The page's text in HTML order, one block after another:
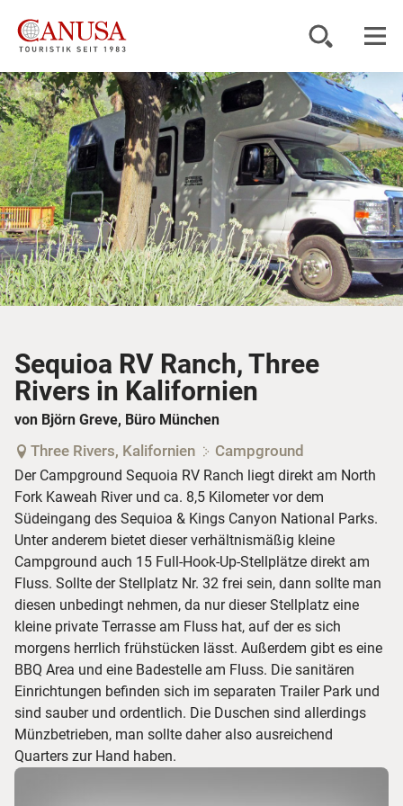
Reiseziele
Reisearten
Inspiration
Service
Sequioa RV Ranch, Three
Rivers in Kalifornien
von Björn Greve, Büro München
Three Rivers, Kalifornien Campground
Der Campground Sequoia RV Ranch liegt direkt am North
Fork Kaweah River und ca. 8,5 Kilometer vor dem
Südeingang des Sequioa & Kings Canyon National Parks.
Unter anderem bietet dieser verhältnismäßig kleine
Campground auch 15 Full-Hook-Up-Stellplätze direkt am
Fluss. Sollte der Stellplatz Nr. 32 frei sein, dann sollte man
diesen unbedingt nehmen, da nur dieser Stellplatz eine
kleine private Terrasse am Fluss hat, auf der es sich
morgens herrlich frühstücken lässt. Außerdem gibt es eine
BBQ Area und eine Badestelle am Fluss. Die sanitären
Einrichtungen befinden sich im separaten Trailer Park und
sind sauber und ordentlich. Die Duschen sind allerdings
Münzbetrieben, man sollte daher also ausreichend
Quarters zur Hand haben.